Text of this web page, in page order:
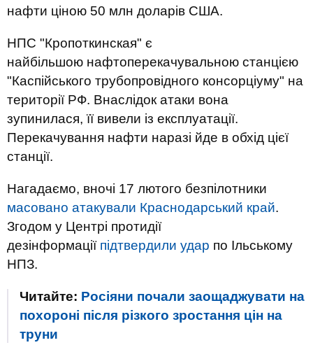
нафти ціною 50 млн доларів США.
НПС "Кропоткинская" є
найбільшою нафтоперекачувальною станцією
"Каспійського трубопровідного консорціуму" на
території РФ. Внаслідок атаки вона
зупинилася, її вивели із експлуатації.
Перекачування нафти наразі йде в обхід цієї
станції.
Нагадаємо, вночі 17 лютого безпілотники
масовано атакували Краснодарський край.
Згодом у Центрі протидії
дезінформації підтвердили удар по Ільському
НПЗ.
Читайте: Росіяни почали заощаджувати на
похороні після різкого зростання цін на
труни